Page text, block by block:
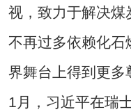
视，致力于解决煤
不再过多依赖化石
界舞台上得到更多
1月，习近平在瑞